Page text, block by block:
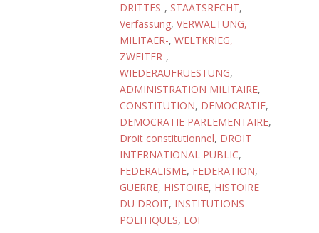
DRITTES-, STAATSRECHT,
Verfassung, VERWALTUNG,
MILITAER-, WELTKRIEG,
ZWEITER-,
WIEDERAUFRUESTUNG,
ADMINISTRATION MILITAIRE,
CONSTITUTION, DEMOCRATIE,
DEMOCRATIE PARLEMENTAIRE,
Droit constitutionnel, DROIT
INTERNATIONAL PUBLIC,
FEDERALISME, FEDERATION,
GUERRE, HISTOIRE, HISTOIRE
DU DROIT, INSTITUTIONS
POLITIQUES, LOI